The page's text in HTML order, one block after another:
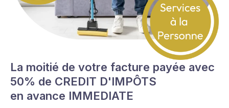
La moitié de votre facture payée avec
50% de CREDIT D'IMPÔTS
en avance IMMEDIATE